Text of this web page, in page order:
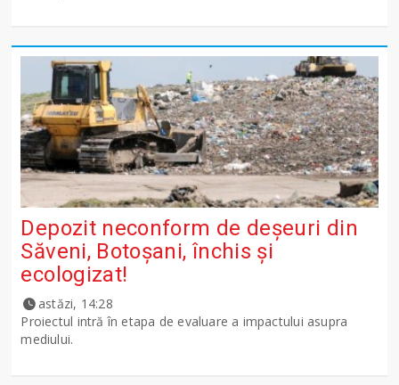
Depozit neconform de deșeuri din
Săveni, Botoșani, închis și
ecologizat!
astăzi, 14:28
Proiectul intră în etapa de evaluare a impactului asupra
mediului.